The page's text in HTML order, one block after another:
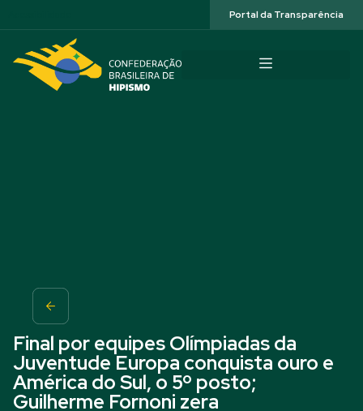
Portal da Transparência
Final por equipes Olímpiadas da
Juventude Europa conquista ouro e
América do Sul, o 5º posto;
Guilherme Fornoni zera